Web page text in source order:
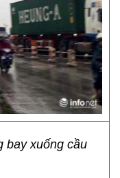
bay xuống cầu